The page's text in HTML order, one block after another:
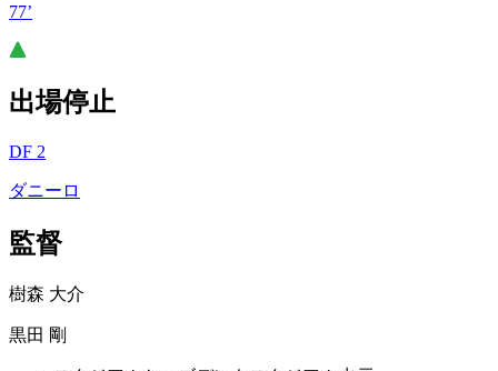
77’
出場停止
DF 2
ダニーロ
監督
樹森 大介
黒田 剛